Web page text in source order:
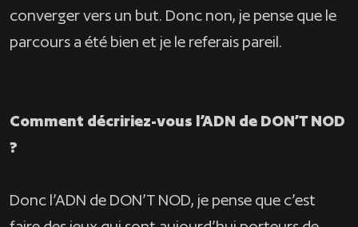
converger vers un but. Donc non, je pense que le
parcours a été bien et je le referais pareil.
Comment décririez-vous l’ADN de DON’T NOD
?
Donc l’ADN de DON’T NOD, je pense que c’est